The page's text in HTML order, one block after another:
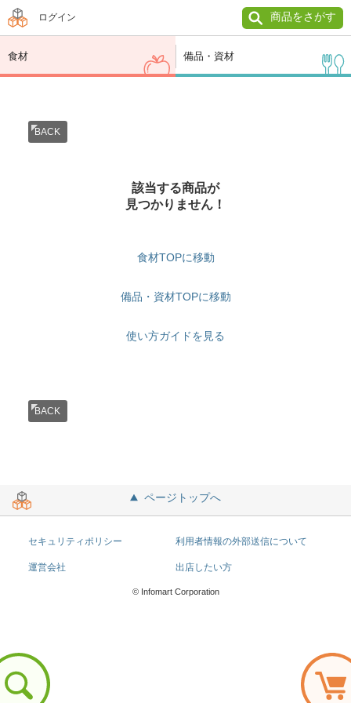
ログイン 商品をさがす
食材 備品・資材
BACK
該当する商品が
見つかりません！
食材TOPに移動
備品・資材TOPに移動
使い方ガイドを見る
BACK
ページトップへ
セキュリティポリシー 利用者情報の外部送信について
運営会社 出店したい方
© Infomart Corporation